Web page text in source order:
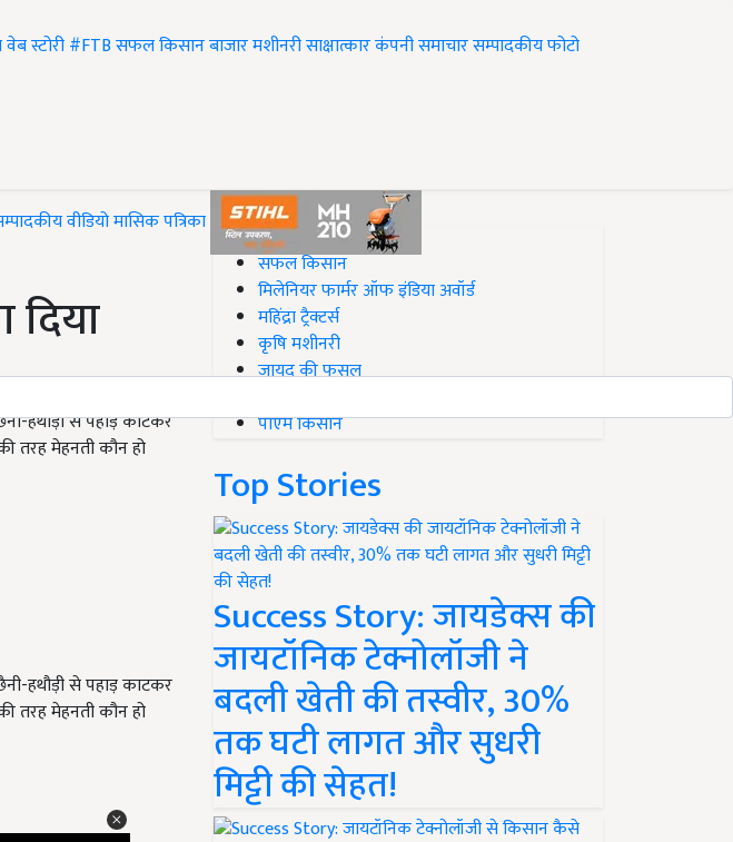
वेब स्टोरी#FTBसफल किसानबाजारमशीनरीसाक्षात्कारकंपनी समाचारसम्पादकीयफोटो
वीडियोमासिक पत्रिका
हथौड़ी से पहाड़ काटकर
तरह मेहनती कौन हो
हथौड़ी से पहाड़ काटकर
तरह मेहनती कौन हो
#Top on Krishi Jagran
सफल किसान
मिलेनियर फार्मर ऑफ इंडिया अवॉर्ड
महिंद्रा ट्रैक्टर्स
कृषि मशीनरी
जायद की फसल
पीएम किसान
Top Stories
Success Story: जायडेक्स की
जायटॉनिक टेक्नोलॉजी ने
बदली खेती की तस्वीर, 30%
तक घटी लागत और सुधरी
मिट्टी की सेहत!